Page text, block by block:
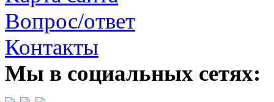
Вопрос/ответ
Контакты
Мы в социальных сетях: